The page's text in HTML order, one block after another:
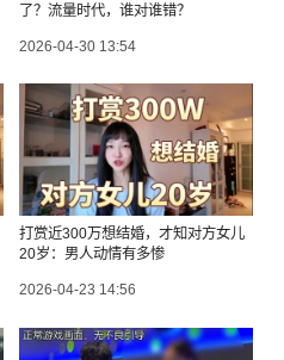
了？流量时代，谁对谁错？
2026-04-30 13:54
打赏近300万想结婚，才知对方女儿
20岁：男人动情有多惨
2026-04-23 14:56